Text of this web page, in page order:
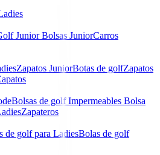
JuniorBolsas JuniorCarros
Zapatos JuniorBotas de golfZapatos
Bolsas de golf Impermeables Bolsa
Zapateros
de golf para LadiesBolas de golf